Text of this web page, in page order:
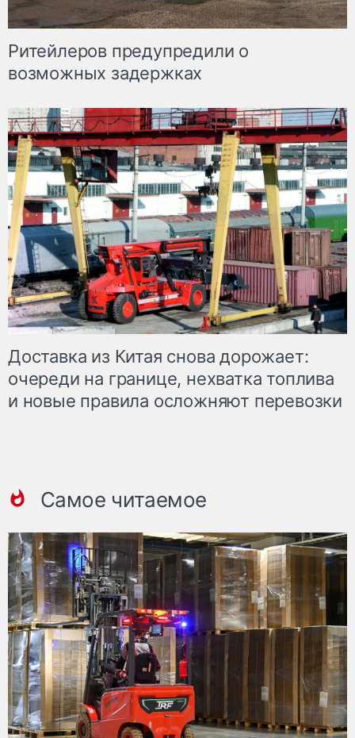
Ритейлеров предупредили о
возможных задержках
Доставка из Китая снова дорожает:
очереди на границе, нехватка топлива
и новые правила осложняют перевозки
Самое читаемое